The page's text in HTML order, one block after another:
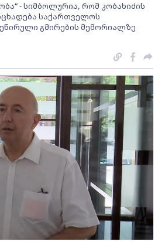
- სიმბოლურია, რომ კობახიძის
საქართველოს
გმირების მემორიალზე